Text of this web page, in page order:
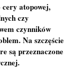
cery atopowej,
czy
czynników
Na szczęście
są przeznaczone